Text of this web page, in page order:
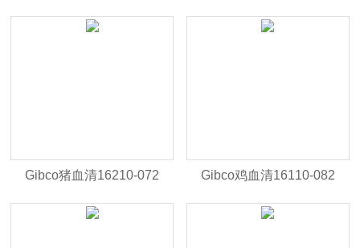
Gibco猪血清16210-072 Gibco鸡血清16110-082